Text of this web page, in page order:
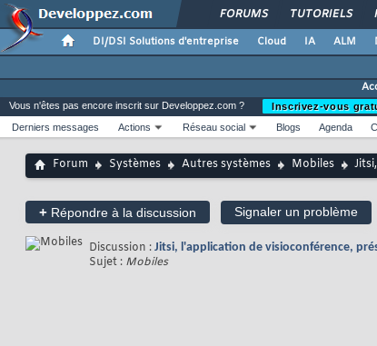
FORUMS TUTORIELS
DI/DSI Solutions d'entreprise Cloud IA ALM
Vous n'êtes pas encore inscrit sur Developpez.com ?
Inscrivez-vous
Derniers messages
Actions Réseau social Blogs Agenda
Forum Systèmes Autres systèmes Mobiles
+ Répondre à la discussion Signaler un problème
Discussion : Jitsi, l'application de visioconférence,
Sujet : Mobiles